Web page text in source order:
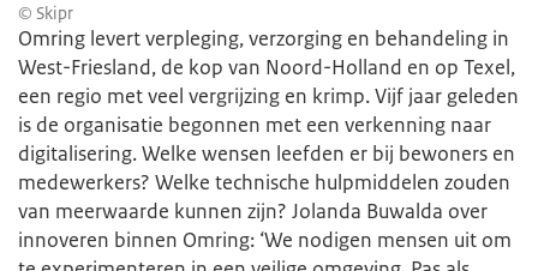
© Skipr
Omring levert verpleging, verzorging en behandeling in
West-Friesland, de kop van Noord-Holland en op Texel,
een regio met veel vergrijzing en krimp. Vijf jaar geleden
is de organisatie begonnen met een verkenning naar
digitalisering. Welke wensen leefden er bij bewoners en
medewerkers? Welke technische hulpmiddelen zouden
van meerwaarde kunnen zijn? Jolanda Buwalda over
innoveren binnen Omring: ‘We nodigen mensen uit om